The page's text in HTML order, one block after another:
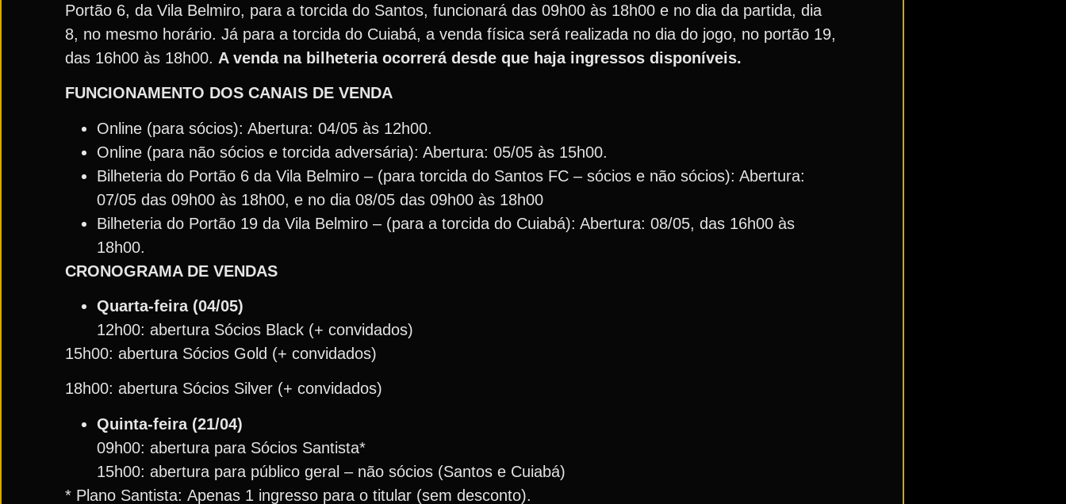
Portão 6, da Vila Belmiro, para a torcida do Santos, funcionará das 09h00 às 18h00 e no dia da partida, dia
8, no mesmo horário. Já para a torcida do Cuiabá, a venda física será realizada no dia do jogo, no portão 19,
das 16h00 às 18h00. A venda na bilheteria ocorrerá desde que haja ingressos disponíveis.
FUNCIONAMENTO DOS CANAIS DE VENDA
Online (para sócios): Abertura: 04/05 às 12h00.
Online (para não sócios e torcida adversária): Abertura: 05/05 às 15h00.
Bilheteria do Portão 6 da Vila Belmiro – (para torcida do Santos FC – sócios e não sócios): Abertura:
07/05 das 09h00 às 18h00, e no dia 08/05 das 09h00 às 18h00
Bilheteria do Portão 19 da Vila Belmiro – (para a torcida do Cuiabá): Abertura: 08/05, das 16h00 às
18h00.
CRONOGRAMA DE VENDAS
Quarta-feira (04/05)
12h00: abertura Sócios Black (+ convidados)
15h00: abertura Sócios Gold (+ convidados)
18h00: abertura Sócios Silver (+ convidados)
Quinta-feira (21/04)
09h00: abertura para Sócios Santista*
15h00: abertura para público geral – não sócios (Santos e Cuiabá)
* Plano Santista: Apenas 1 ingresso para o titular (sem desconto).